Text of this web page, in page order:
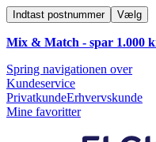
Indtast postnummer Vælg
Mix & Match - spar 1.000
Spring navigationen over
Kundeservice
PrivatkundeErhvervskunde
Mine favoritter